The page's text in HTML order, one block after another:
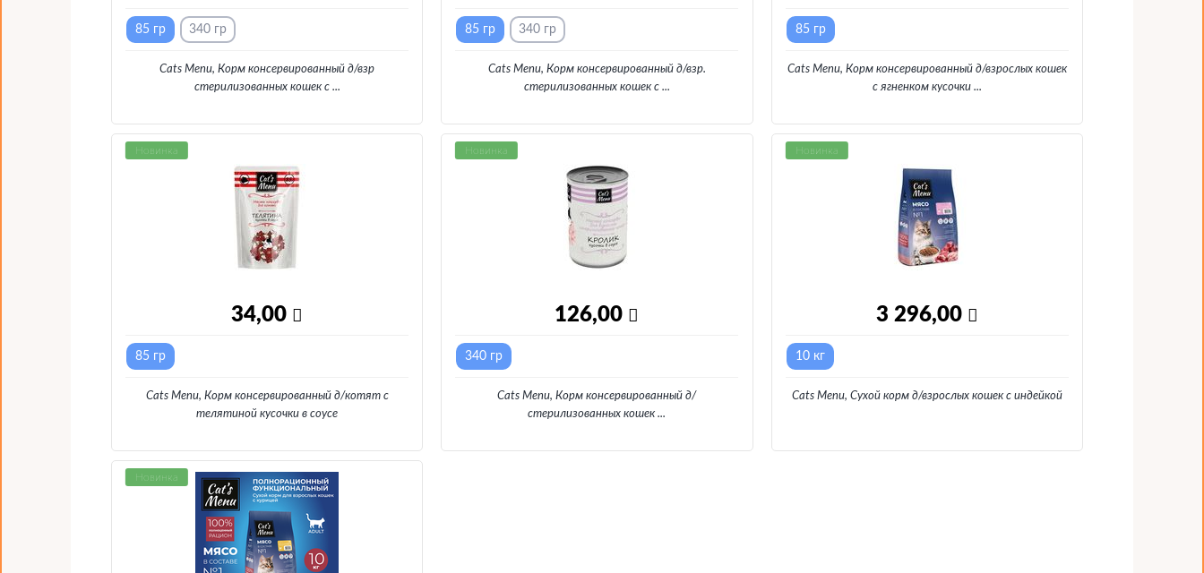
85 гр 340 гр
Cats Menu, Корм консервированный д/взр
стерилизованных кошек с...
85 гр 340 гр
Cats Menu, Корм консервированный д/взр.
стерилизованных кошек с...
85 гр
Cats Menu, Корм консервированный д/взрослых кошек
с ягненком кусочки...
Новинка
34,00
85 гр
Cats Menu, Корм консервированный д/котят с
телятиной кусочки в соусе
Новинка
126,00
340 гр
Cats Menu, Корм консервированный д/
стерилизованных кошек ...
Новинка
3 296,00
10 кг
Cats Menu, Сухой корм д/взрослых кошек с индейкой
Новинка